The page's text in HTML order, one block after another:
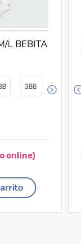
3BB
L BEBITA